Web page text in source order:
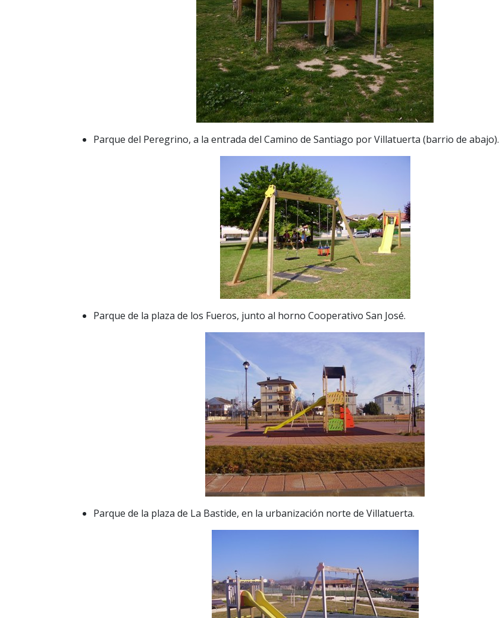
Parque del Peregrino, a la entrada del Camino de Santiago por Villatuerta (barrio de abajo).
Parque de la plaza de los Fueros, junto al horno Cooperativo San José.
Parque de la plaza de La Bastide, en la urbanización norte de Villatuerta.